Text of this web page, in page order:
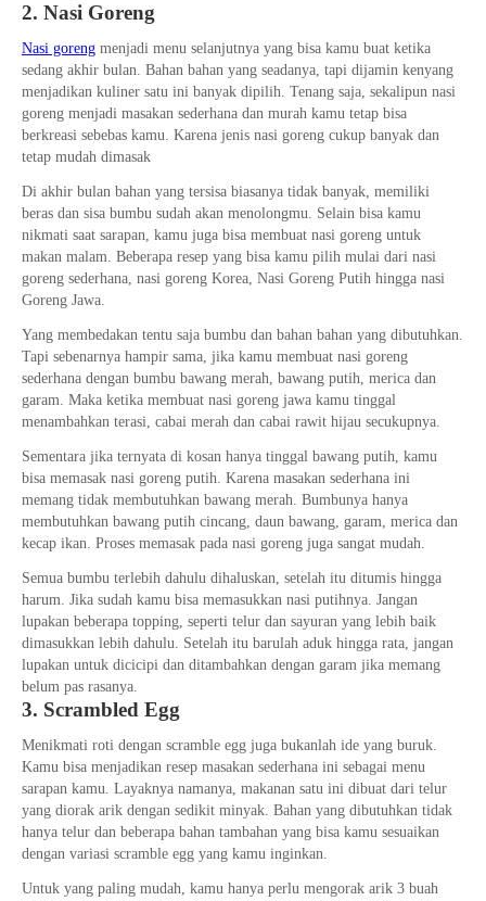
2. Nasi Goreng
Nasi goreng menjadi menu selanjutnya yang bisa kamu buat ketika
sedang akhir bulan. Bahan bahan yang seadanya, tapi dijamin kenyang
menjadikan kuliner satu ini banyak dipilih. Tenang saja, sekalipun nasi
goreng menjadi masakan sederhana dan murah kamu tetap bisa
berkreasi sebebas kamu. Karena jenis nasi goreng cukup banyak dan
tetap mudah dimasak
Di akhir bulan bahan yang tersisa biasanya tidak banyak, memiliki
beras dan sisa bumbu sudah akan menolongmu. Selain bisa kamu
nikmati saat sarapan, kamu juga bisa membuat nasi goreng untuk
makan malam. Beberapa resep yang bisa kamu pilih mulai dari nasi
goreng sederhana, nasi goreng Korea, Nasi Goreng Putih hingga nasi
Goreng Jawa.
Yang membedakan tentu saja bumbu dan bahan bahan yang dibutuhkan.
Tapi sebenarnya hampir sama, jika kamu membuat nasi goreng
sederhana dengan bumbu bawang merah, bawang putih, merica dan
garam. Maka ketika membuat nasi goreng jawa kamu tinggal
menambahkan terasi, cabai merah dan cabai rawit hijau secukupnya.
Sementara jika ternyata di kosan hanya tinggal bawang putih, kamu
bisa memasak nasi goreng putih. Karena masakan sederhana ini
memang tidak membutuhkan bawang merah. Bumbunya hanya
membutuhkan bawang putih cincang, daun bawang, garam, merica dan
kecap ikan. Proses memasak pada nasi goreng juga sangat mudah.
Semua bumbu terlebih dahulu dihaluskan, setelah itu ditumis hingga
harum. Jika sudah kamu bisa memasukkan nasi putihnya. Jangan
lupakan beberapa topping, seperti telur dan sayuran yang lebih baik
dimasukkan lebih dahulu. Setelah itu barulah aduk hingga rata, jangan
lupakan untuk dicicipi dan ditambahkan dengan garam jika memang
belum pas rasanya.
3. Scrambled Egg
Menikmati roti dengan scramble egg juga bukanlah ide yang buruk.
Kamu bisa menjadikan resep masakan sederhana ini sebagai menu
sarapan kamu. Layaknya namanya, makanan satu ini dibuat dari telur
yang diorak arik dengan sedikit minyak. Bahan yang dibutuhkan tidak
hanya telur dan beberapa bahan tambahan yang bisa kamu sesuaikan
dengan variasi scramble egg yang kamu inginkan.
Untuk yang paling mudah, kamu hanya perlu mengorak arik 3 buah